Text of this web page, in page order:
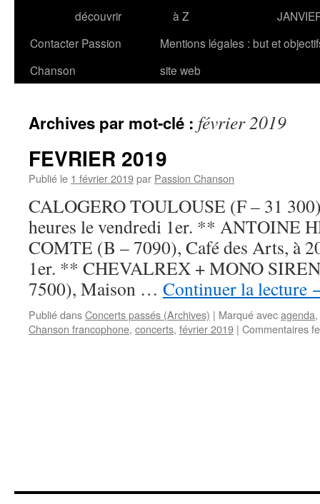
découvrir
à Z
Contacter Passion
Chanson
Mentions légales : but et
site web
Archives par mot-clé : février 2019
FEVRIER 2019
Publié le 1 février 2019par Passion Chanson
CALOGERO TOULOUSE (F – 31
heures le vendredi 1er. ** ANTOINE
COMTE (B – 7090), Café des Arts, à
1er. ** CHEVALREX + MONO
7500), Maison … Continuer la lecture
Publié dansConcerts passés (Archives) | Marqué avecagenda,
Chanson francophone, concerts, février 2019 | Commentaires